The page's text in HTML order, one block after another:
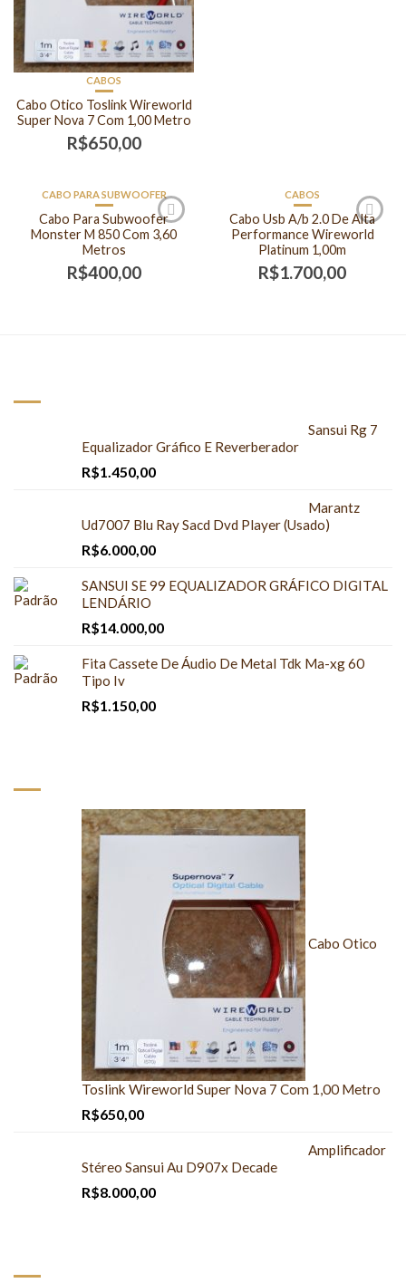
CABOS
Cabo Otico Toslink Wireworld
Super Nova 7 Com 1,00 Metro
R$650,00
FORA DE ESTOQUE
CABO PARA SUBWOOFER
Cabo Para Subwoofer
Monster M 850 Com 3,60
Metros
R$400,00
FORA DE ESTOQUE
CABOS
Cabo Usb A/b 2.0 De Alta
Performance Wireworld
Platinum 1,00m
R$1.700,00
Sansui Rg 7
Equalizador Gráfico E Reverberador
R$1.450,00
Marantz
Ud7007 Blu Ray Sacd Dvd Player (Usado)
R$6.000,00
SANSUI SE 99 EQUALIZADOR GRÁFICO DIGITAL
LENDÁRIO
R$14.000,00
Fita Cassete De Áudio De Metal Tdk Ma-xg 60
Tipo Iv
R$1.150,00
Cabo Otico
Toslink Wireworld Super Nova 7 Com 1,00 Metro
R$650,00
Amplificador
Stéreo Sansui Au D907x Decade
R$8.000,00